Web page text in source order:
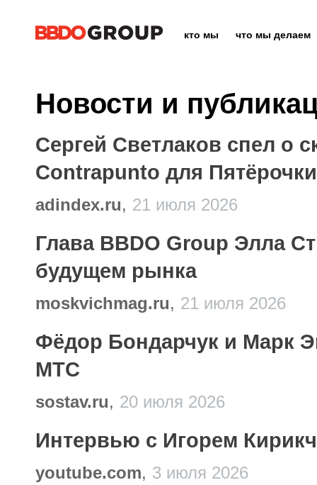
кто мы что мы делаем
Новости и
Сергей Светлаков спел о
Contrapunto для Пятёрочки
adindex.ru, 21 июля 2026
Глава BBDO Group Элла
будущем рынка
moskvichmag.ru, 21 июля 2026
Фёдор Бондарчук и Марк
МТС
sostav.ru, 20 июля 2026
Интервью с Игорем
youtube.com, 3 июля 2026